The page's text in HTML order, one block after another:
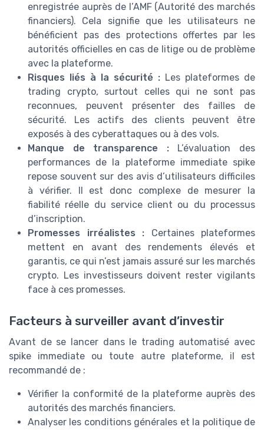
enregistrée auprès de l’AMF (Autorité des marchés
financiers). Cela signifie que les utilisateurs ne
bénéficient pas des protections offertes par les
autorités officielles en cas de litige ou de problème
avec la plateforme.
Risques liés à la sécurité : Les plateformes de
trading crypto, surtout celles qui ne sont pas
reconnues, peuvent présenter des failles de
sécurité. Les actifs des clients peuvent être
exposés à des cyberattaques ou à des vols.
Manque de transparence :L’évaluation des
performances de la plateforme immediate spike
repose souvent sur des avis d’utilisateurs difficiles
à vérifier. Il est donc complexe de mesurer la
fiabilité réelle du service client ou du processus
d’inscription.
Promesses irréalistes : Certaines plateformes
mettent en avant des rendements élevés et
garantis, ce qui n’est jamais assuré sur les marchés
crypto. Les investisseurs doivent rester vigilants
face à ces promesses.
Facteurs à surveiller avant d’investir
Avant de se lancer dans le trading automatisé avec
spike immediate ou toute autre plateforme, il est
recommandé de :
Vérifier la conformité de la plateforme auprès des
autorités des marchés financiers.
Analyser les conditions générales et la politique de